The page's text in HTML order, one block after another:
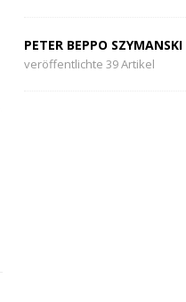
PETER BEPPO SZYMANSKI
veröffentlichte 39 Artikel